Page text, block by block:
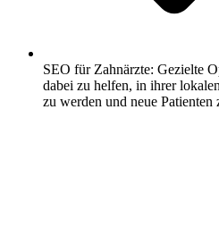
SEO für Zahnärzte: Gezielte
dabei zu helfen, in ihrer
zu werden und neue Patienten